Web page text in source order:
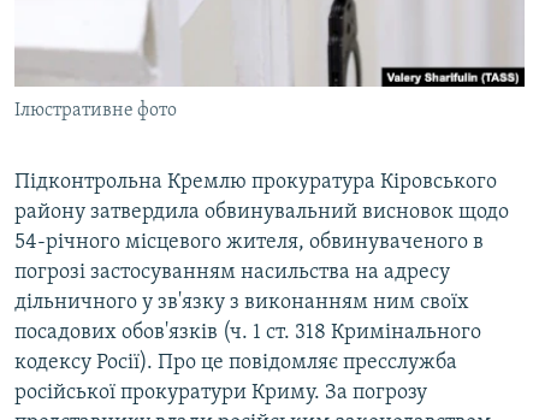
СВІДЧЕННЯ ОКУПАЦІЇ
УКРАЇНСЬКА ПРОБЛЕМА КРИМУ
ІНФОГРАФІКА
Qırımtatar
ДОЛУЧАЙСЯ!
Усі сайти RFE/RL
Ілюстративне фото
Підконтрольна Кремлю прокуратура Кіровського
району затвердила обвинувальний висновок щодо
54-річного місцевого жителя, обвинуваченого в
погрозі застосуванням насильства на адресу
дільничного у зв'язку з виконанням ним своїх
посадових обов'язків (ч. 1 ст. 318 Кримінального
кодексу Росії). Про це повідомляє пресслужба
російської прокуратури Криму. За погрозу